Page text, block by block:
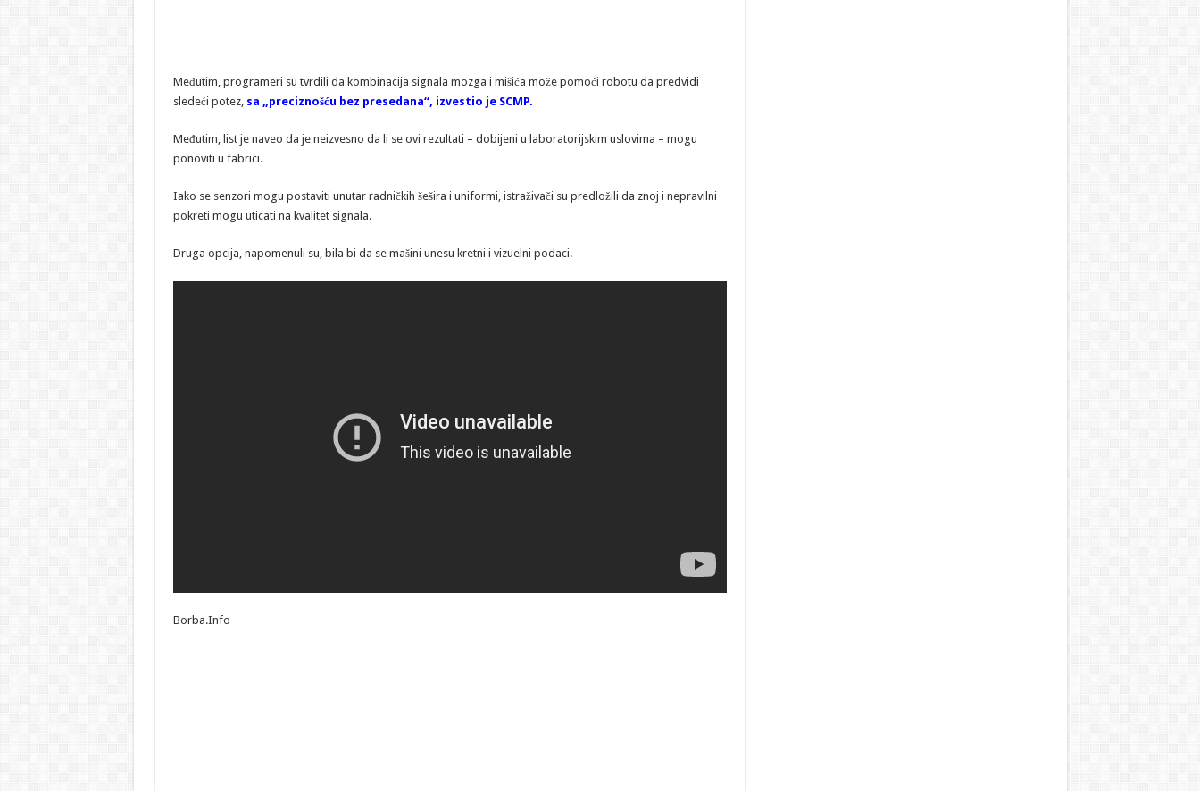
Međutim, programeri su tvrdili da kombinacija signala mozga i mišića može pomoći robotu da predvidi
sledeći potez, sa „preciznošću bez presedana“, izvestio je SCMP.
Međutim, list je naveo da je neizvesno da li se ovi rezultati – dobijeni u laboratorijskim uslovima – mogu
ponoviti u fabrici.
Iako se senzori mogu postaviti unutar radničkih šešira i uniformi, istraživači su predložili da znoj i nepravilni
pokreti mogu uticati na kvalitet signala.
Druga opcija, napomenuli su, bila bi da se mašini unesu kretni i vizuelni podaci.
Borba.Info